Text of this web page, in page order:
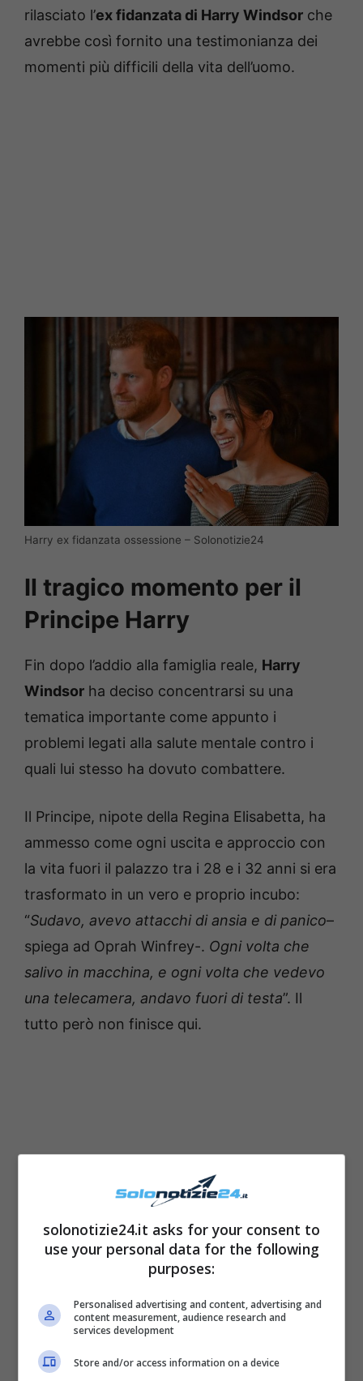
rilasciato l’ex fidanzata di Harry Windsor che
avrebbe così fornito una testimonianza dei
momenti più difficili della vita dell’uomo.
Harry ex fidanzata ossessione – Solonotizie24
Il tragico momento per il
Principe Harry
Fin dopo l’addio alla famiglia reale, Harry
Windsor ha deciso concentrarsi su una
tematica importante come appunto i
problemi legati alla salute mentale contro i
quali lui stesso ha dovuto combattere.
Il Principe, nipote della Regina Elisabetta, ha
ammesso come ogni uscita e approccio con
la vita fuori il palazzo tra i 28 e i 32 anni si era
trasformato in un vero e proprio incubo:
“Sudavo, avevo attacchi di ansia e di panico–
spiega ad Oprah Winfrey-. Ogni volta che
salivo in macchina, e ogni volta che vedevo
una telecamera, andavo fuori di testa”. Il
tutto però non finisce qui.
solonotizie24.it asks for your consent to
use your personal data for the following
purposes:
Personalised advertising and content, advertising and
content measurement, audience research and
services development
Store and/or access information on a device